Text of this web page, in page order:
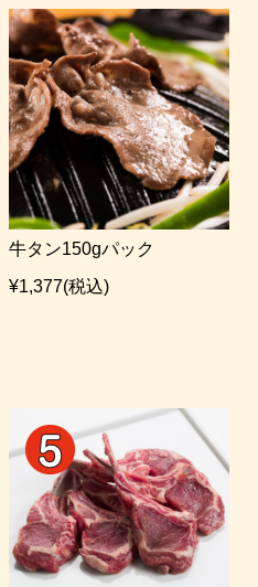
牛タン150gパック
¥1,377(税込)